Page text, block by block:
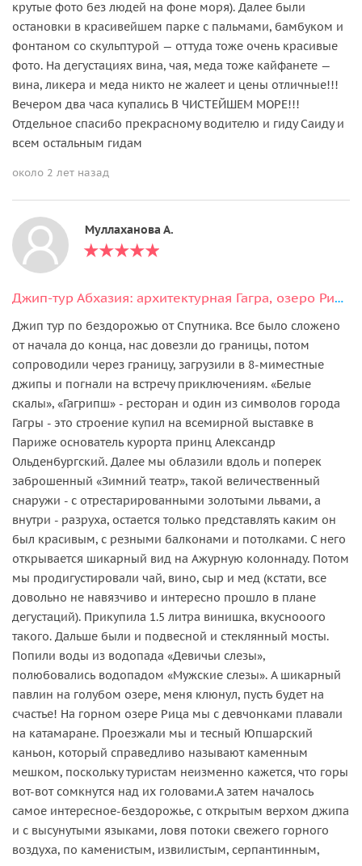
крутые фото без людей на фоне моря). Далее были
остановки в красивейшем парке с пальмами, бамбуком и
фонтаном со скульптурой — оттуда тоже очень красивые
фото. На дегустациях вина, чая, меда тоже кайфанете —
вина, ликера и меда никто не жалеет и цены отличные!!!
Вечером два часа купались В ЧИСТЕЙШЕМ МОРЕ!!!
Отдельное спасибо прекрасному водителю и гиду Саиду и
всем остальным гидам
около 2 лет назад
Муллаханова А.
Джип-тур Абхазия: архитектурная Гагра, озеро Рица и Гегский водопад
Джип тур по бездорожью от Спутника. Все было сложено
от начала до конца, нас довезли до границы, потом
сопроводили через границу, загрузили в 8-миместные
джипы и погнали на встречу приключениям. «Белые
скалы», «Гагрипш» - ресторан и один из символов города
Гагры - это строение купил на всемирной выставке в
Париже основатель курорта принц Александр
Ольденбургский. Далее мы облазили вдоль и поперек
заброшенный «Зимний театр», такой величественный
снаружи - с отрестарированными золотыми львами, а
внутри - разруха, остается только представлять каким он
был красивым, с резными балконами и потолками. С него
открывается шикарный вид на Ажурную колоннаду. Потом
мы продигустировали чай, вино, сыр и мед (кстати, все
довольно не навязчиво и интересно прошло в плане
дегустаций). Прикупила 1.5 литра винишка, вкуснооого
такого. Дальше были и подвесной и стеклянный мосты.
Попили воды из водопада «Девичьи слезы»,
полюбовались водопадом «Мужские слезы». А шикарный
павлин на голубом озере, меня клюнул, пусть будет на
счастье! На горном озере Рица мы с девчонками плавали
на катамаране. Проезжали мы и тесный Юпшарский
каньон, который справедливо называют каменным
мешком, поскольку туристам неизменно кажется, что горы
вот-вот сомкнутся над их головами.А затем началось
самое интересное-бездорожье, с открытым верхом джипа
и с высунутыми языками, ловя потоки свежего горного
воздуха, по каменистым, извилистым, серпантинным,